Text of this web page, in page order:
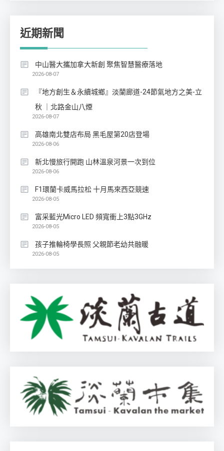
近期新聞
中山醫大攜加拿大新創 聚焦智慧醫療落地
2026-08-07
『地方創生＆永續城鄉』淡蘭廊道-24節氣地方之美-立
秋 ｜北路金山八煙
2026-08-07
高雄南北雙店布局 黑毛屋第20店登場
2026-08-06
新北慢旅行開跑 山林溫泉河景一次到位
2026-08-06
F1環蘭卡威馬拉松 十月馬來西亞競速
2026-08-05
富采藍光Micro LED 頻寬衝上3點3GHz
2026-08-05
孩子推輪椅學長照 父親節老幼共融暖
2026-08-05